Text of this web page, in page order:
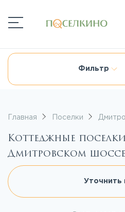
Фильтр
Главная Поселки
Коттеджные
Дмитровском шоссе
Уточнить